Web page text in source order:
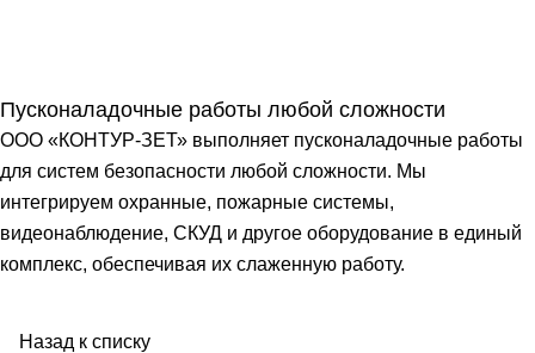
Пусконаладочные работы любой сложности
ООО «КОНТУР-ЗЕТ» выполняет пусконаладочные работы
для систем безопасности любой сложности. Мы
интегрируем охранные, пожарные системы,
видеонаблюдение, СКУД и другое оборудование в единый
комплекс, обеспечивая их слаженную работу.
Назад к списку